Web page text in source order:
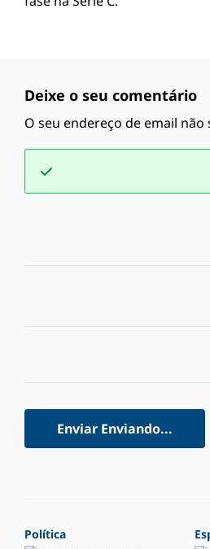
Deixe o seu comentário
O seu endereço de email
Enviar Enviando...
Política